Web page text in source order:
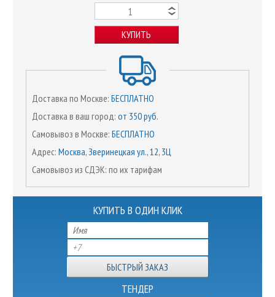
КУПИТЬ
Доставка по Москве: БЕСПЛАТНО
Доставка в ваш город: от 350 руб.
Самовывоз в Москве: БЕСПЛАТНО
Адрес: Москва, Зверинецкая ул., 12, 3Ц
Самовывоз из СДЭК: по их тарифам
КУПИТЬ В ОДИН КЛИК
ТЕНДЕР